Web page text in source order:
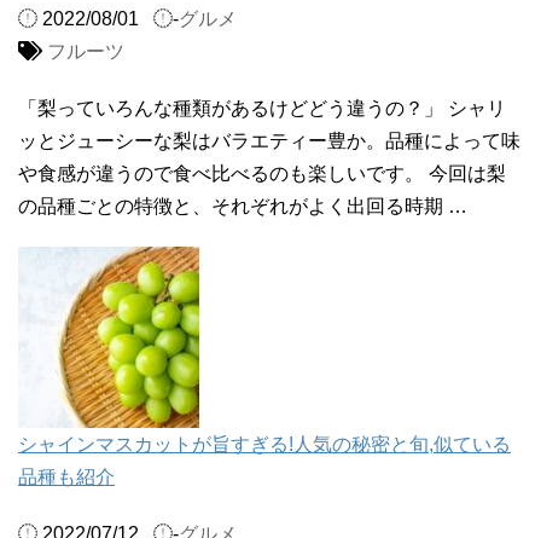
2022/08/01 -グルメ
フルーツ
「梨っていろんな種類があるけどどう違うの？」 シャリ
ッとジューシーな梨はバラエティー豊か。品種によって味
や食感が違うので食べ比べるのも楽しいです。 今回は梨
の品種ごとの特徴と、それぞれがよく出回る時期 …
シャインマスカットが旨すぎる!人気の秘密と旬,似ている
品種も紹介
2022/07/12 -グルメ